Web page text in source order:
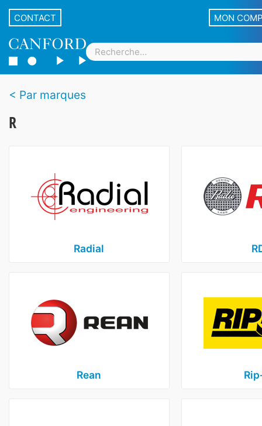
CONTACT MON
Par marques
R
Radial
Rean